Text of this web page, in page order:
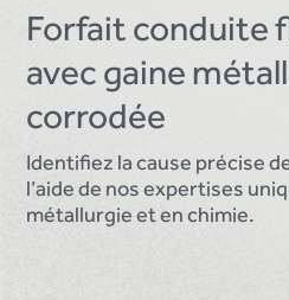
Forfait conduite
avec gaine
corrodée
Identifiez la cause précise
l’aide de nos expertises
métallurgie et en chimie.